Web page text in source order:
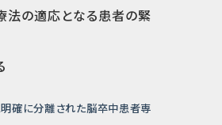
法の適応となる患者の緊
明確に分離された脳卒中患者専